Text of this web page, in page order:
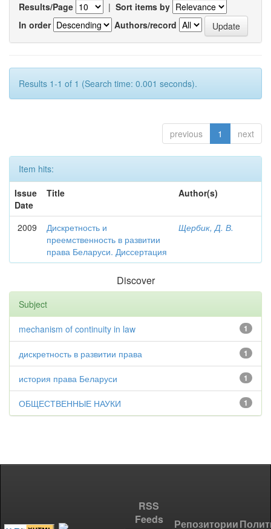
Results/Page | Sort items by
In order
Authors/record
Results 1-1 of 1 (Search time: 0.001 seconds).
previous 1 next
Item hits:
Issue
Date
Title Author(s)
2009
Дискретность и
преемственность в развитии
права Беларуси. Диссертация
Щербик, Д. В.
Discover
Subject
1
mechanism of continuity in law
1
дискретность в развитии права
1
история права Беларуси
1
ОБЩЕСТВЕННЫЕ НАУКИ
RSS
Feeds
Репозитории